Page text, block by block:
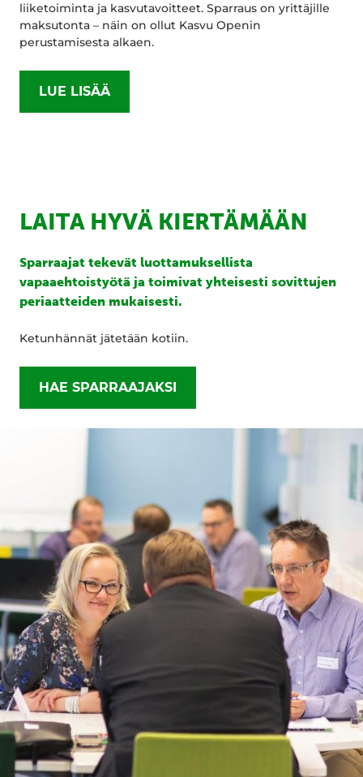
liiketoiminta ja kasvutavoitteet. Sparraus on yrittäjille
maksutonta – näin on ollut Kasvu Openin
perustamisesta alkaen.
LUE LISÄÄ
LAITA HYVÄ KIERTÄMÄÄN
Sparraajat tekevät luottamuksellista
vapaaehtoistyötä ja toimivat yhteisesti sovittujen
periaatteiden mukaisesti.
Ketunhännät jätetään kotiin.
HAE SPARRAAJAKSI